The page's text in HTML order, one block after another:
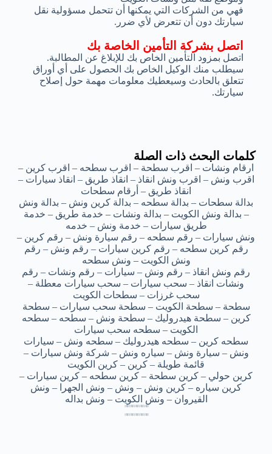
اتصل بشركة التأمين الخاصة بك
اتصل بمزود التأمين الخاص بك للإبلاغ عن المطالبة.
سيطلب منك الوكيل الخاص بك الحصول على أي أوراق
تتعلق بالحادث وسيعطيك معلومات مهمة حول إصلاح
سيارتك.
فهي من الشركات التي يمكنها أن تتحمل مسؤولية نقل
سيارتك دون أن تتعرض لأي ضرر.
كلمات البحث ذات الصلة
ارقام ونشات – اقرب سطحة – اقرب سطحه – اقرب كرين –
اقرب ونش – اقرب ونش انقاذ – انقاذ طريق – انقاذ سيارات –
انقاذ طريق – أرقام سطحات
بدالة سطحات – بدالة سطحه – بدالة كرين ونش – بدالة ونش
– بدالة ونش الكويت – بدالة ونشات – خدمة طريق – خدمة
طريق سيارات – خدمة ونش – خدمه
ونش سيارات – رقم سطحه – رقم سيارة ونش – رقم كرين –
رقم كرين سطحه – رقم كرين سيارات – رقم ونش – رقم
ونش الكويت – ونش سطحه
رقم ونش انقاذ – رقم ونش – سيارات – رقم ونشات – رقم
ونشات انقاذ – سحب سيارات – سحب سيارات معطلة –
سحب غرزات – سطحات الكويت
سطحة – سطحة الكويت – سطحة سحب سيارات – سطحة
كرين – سطحة هيدروليك – سطحة ونش – سطحه – سطحه
الكويت – سطحه سحب سيارات
سطحه كرين – سطحه هيدروليك – سطحه ونش – سيارات
ونش – سيارة ونش – سياره ونش – شركة ونش سيارات –
قائمة طويلة – كرين – كرين الكويت
كرين حولي – كرين سطحة – كرين سطحه – كرين سيارات –
كرين سياره – كرين ونش – ونش – ونش الجهرا – ونش
القيروان – ونش الكويت – ونش بداله